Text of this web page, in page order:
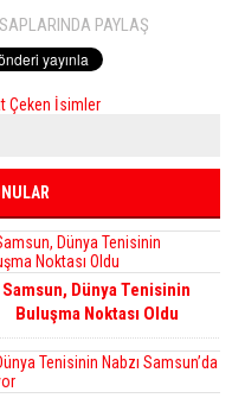
PAYLAŞ
Samsun, Dünya Tenisinin
Buluşma Noktası Oldu